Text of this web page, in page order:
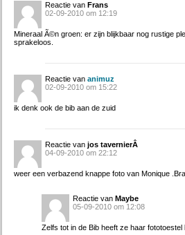
Reactie van Frans
02-09-2010 om 12:19
Mineraal Ã©n groen: er zijn blijkbaar nog rustige
sprakeloos.
Reactie van animuz
02-09-2010 om 15:22
ik denk ook de bib aan de zuid
Reactie van jos tavernierÂ
04-09-2010 om 22:12
weer een verbazend knappe foto van Monique
Reactie van Maybe
05-09-2010 om 12:08
Zelfs tot in de Bib heeft ze haar fototoestel